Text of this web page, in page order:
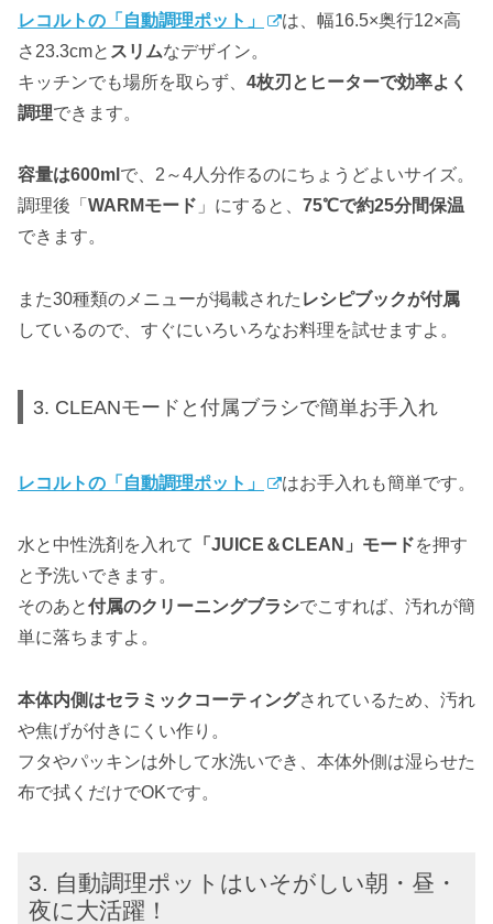
レコルトの「自動調理ポット」
は、幅16.5×奥行12×高
さ23.3cmと スリムなデザイン。
キッチンでも場所を取らず、 4枚刃とヒーターで効率よく
調理できます。
容量は600ml で、2～4人分作るのにちょうどよいサイズ。
調理後「 WARMモード 」にすると、 75℃で約25分間保温
できます。
また30種類のメニューが掲載された レシピブックが付属
しているので、すぐにいろいろなお料理を試せますよ。
3. CLEANモードと付属ブラシで簡単お手入れ
レコルトの「自動調理ポット」 はお手入れも簡単です。
水と中性洗剤を入れて 「JUICE＆CLEAN」モードを押す
と予洗いできます。
そのあと付属のクリーニングブラシでこすれば、汚れが簡
単に落ちますよ。
本体内側はセラミックコーティングされているため、汚れ
や焦げが付きにくい作り。
フタやパッキンは外して水洗いでき、本体外側は湿らせた
布で拭くだけでOKです。
自動調理ポットはいそがしい朝・昼・
夜に大活躍！